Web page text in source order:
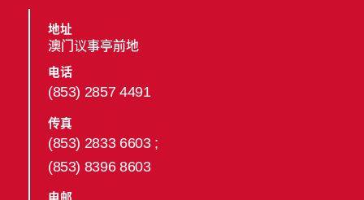
地址
澳门议事亭前地
电话
(853) 2857 4491
传真
(853) 2833 6603 ;
(853) 8396 8603
电邮